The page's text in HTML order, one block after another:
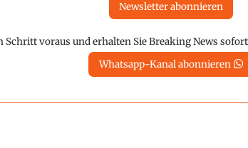
Newsletter abonnieren
Schritt voraus und erhalten Sie Breaking News
Whatsapp-Kanal abonnieren